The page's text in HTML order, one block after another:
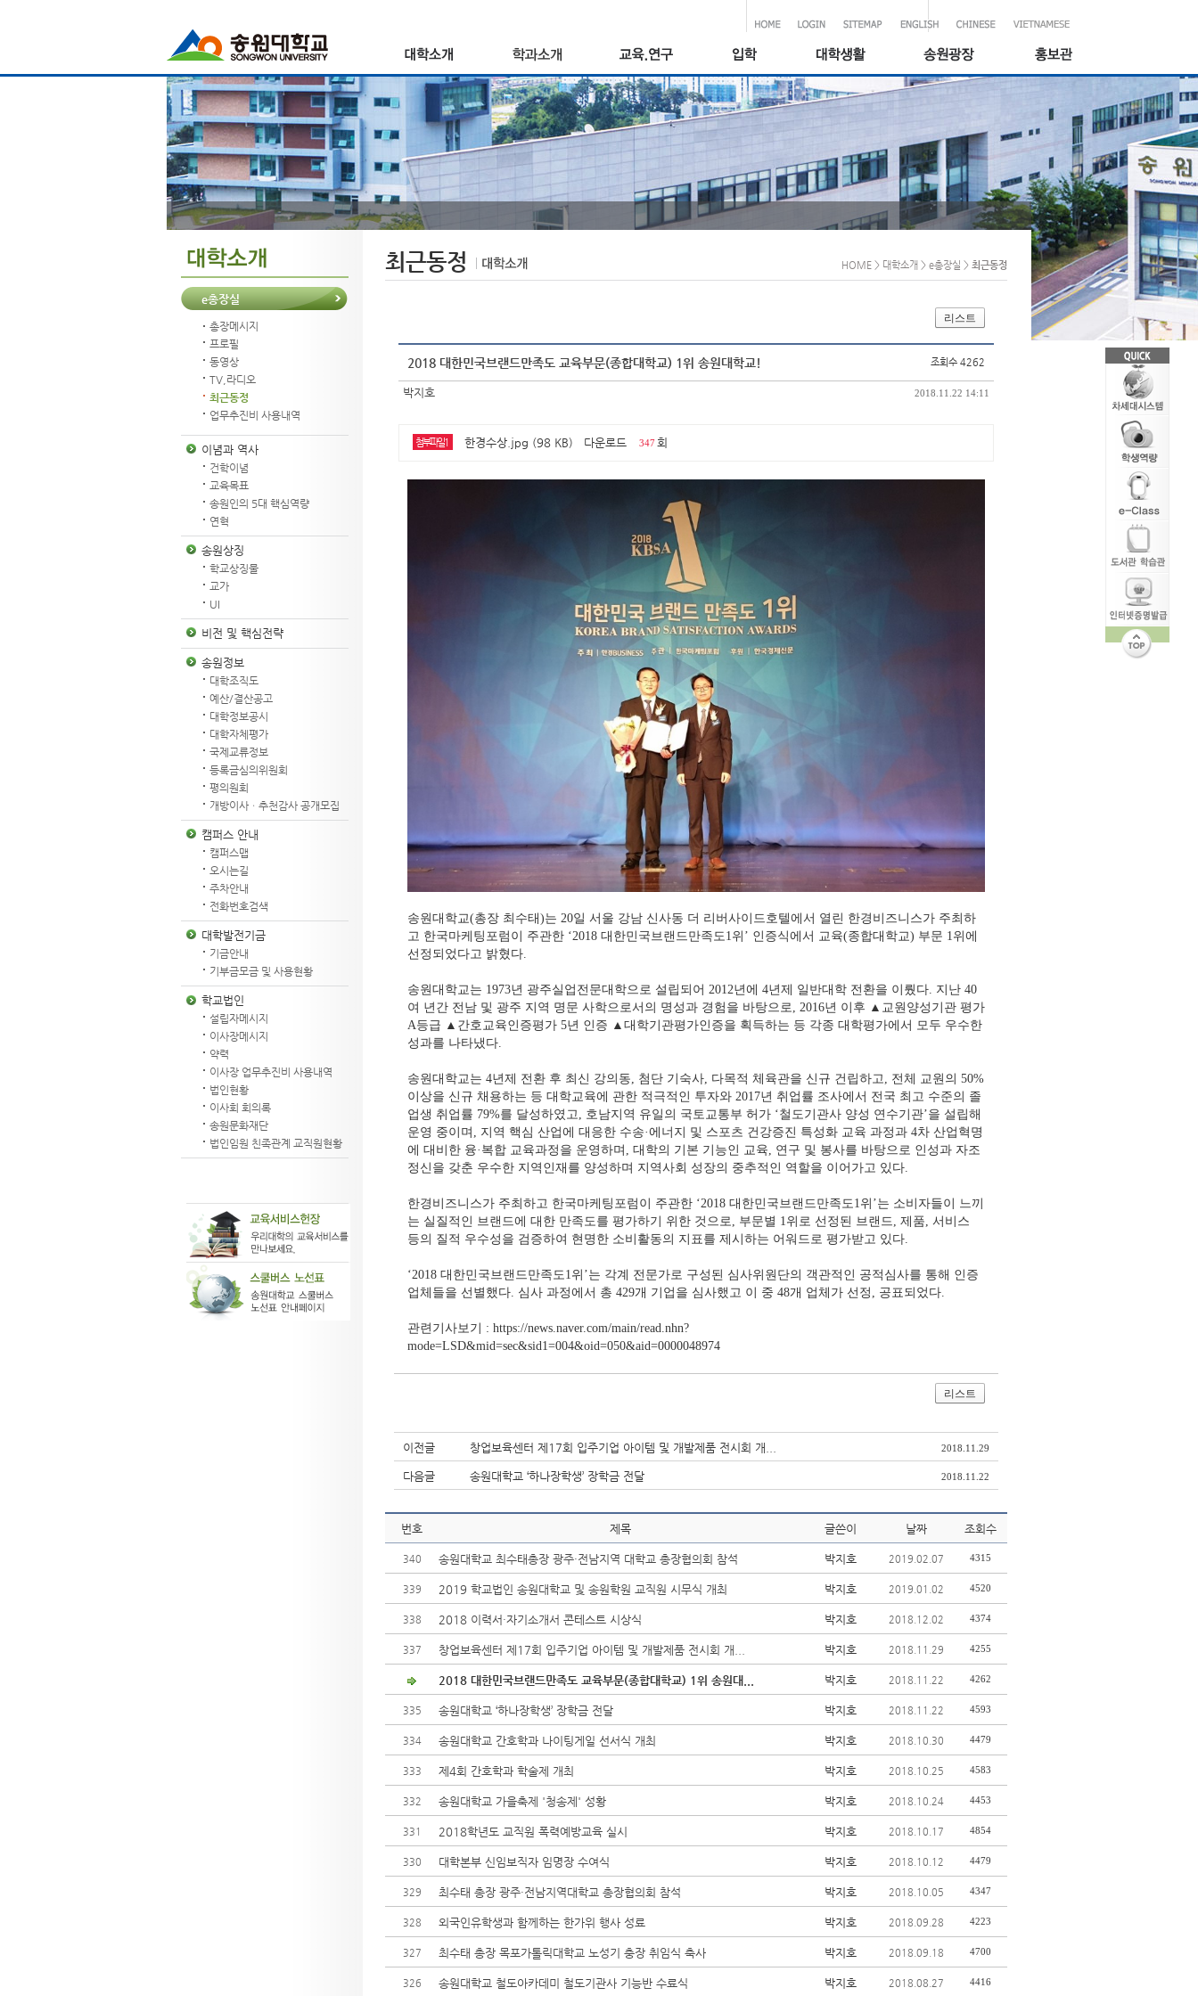
e총장실
총장메시지
프로필
동영상
TV,라디오
최근동정
업무추진비 사용내역
이념과 역사
건학이념
교육목표
송원인의 5대 핵심역량
연혁
송원상징
학교상징물
교가
UI
비전 및 핵심전략
송원정보
대학조직도
예산/결산공고
대학정보공시
대학자체평가
국제교류정보
등록금심의위원회
평의원회
개방이사ㆍ추천감사 공개모집
캠퍼스 안내
캠퍼스맵
오시는길
주차안내
전화번호검색
대학발전기금
기금안내
기부금모금 및 사용현황
학교법인
설립자메시지
이사장메시지
약력
이사장 업무추진비 사용내역
법인현황
이사회 회의록
송원문화재단
법인임원 친족관계 교직원현황
최근동정 HOME > 대학소개 > e총장실 > 최근동정
리스트
2018 대한민국브랜드만족도 교육부문(종합대학교) 1위 송원대학교! 조회수 4262
박지호 2018.11.22 14:11
첨부파일1 한경수상.jpg (98 KB) 다운로드 347 회
송원대학교(총장 최수태)는 20일 서울 강남 신사동 더 리버사이드호텔에서 열린 한경비즈니스가 주최하
고 한국마케팅포럼이 주관한 ‘2018 대한민국브랜드만족도1위’ 인증식에서 교육(종합대학교) 부문 1위에
선정되었다고 밝혔다.
송원대학교는 1973년 광주실업전문대학으로 설립되어 2012년에 4년제 일반대학 전환을 이뤘다. 지난 40
여 년간 전남 및 광주 지역 명문 사학으로서의 명성과 경험을 바탕으로, 2016년 이후 ▲교원양성기관 평가
A등급 ▲간호교육인증평가 5년 인증 ▲대학기관평가인증을 획득하는 등 각종 대학평가에서 모두 우수한
성과를 나타냈다.
송원대학교는 4년제 전환 후 최신 강의동, 첨단 기숙사, 다목적 체육관을 신규 건립하고, 전체 교원의 50%
이상을 신규 채용하는 등 대학교육에 관한 적극적인 투자와 2017년 취업률 조사에서 전국 최고 수준의 졸
업생 취업률 79%를 달성하였고, 호남지역 유일의 국토교통부 허가 ‘철도기관사 양성 연수기관’을 설립해
운영 중이며, 지역 핵심 산업에 대응한 수송·에너지 및 스포츠 건강증진 특성화 교육 과정과 4차 산업혁명
에 대비한 융·복합 교육과정을 운영하며, 대학의 기본 기능인 교육, 연구 및 봉사를 바탕으로 인성과 자조
정신을 갖춘 우수한 지역인재를 양성하며 지역사회 성장의 중추적인 역할을 이어가고 있다.
한경비즈니스가 주최하고 한국마케팅포럼이 주관한 ‘2018 대한민국브랜드만족도1위’는 소비자들이 느끼
는 실질적인 브랜드에 대한 만족도를 평가하기 위한 것으로, 부문별 1위로 선정된 브랜드, 제품, 서비스
등의 질적 우수성을 검증하여 현명한 소비활동의 지표를 제시하는 어워드로 평가받고 있다.
‘2018 대한민국브랜드만족도1위’는 각계 전문가로 구성된 심사위원단의 객관적인 공적심사를 통해 인증
업체들을 선별했다. 심사 과정에서 총 429개 기업을 심사했고 이 중 48개 업체가 선정, 공표되었다.
관련기사보기 : https://news.naver.com/main/read.nhn?
mode=LSD&mid=sec&sid1=004&oid=050&aid=0000048974
리스트
이전글 창업보육센터 제17회 입주기업 아이템 및 개발제품 전시회 개... 2018.11.29
다음글 송원대학교 ‘하나장학생’ 장학금 전달 2018.11.22
번호 제목 글쓴이 날짜 조회수
340 송원대학교 최수태총장 광주·전남지역 대학교 총장협의회 참석 박지호 2019.02.07 4315
339 2019 학교법인 송원대학교 및 송원학원 교직원 시무식 개최 박지호 2019.01.02 4520
338 2018 이력서·자기소개서 콘테스트 시상식 박지호 2018.12.02 4374
337 창업보육센터 제17회 입주기업 아이템 및 개발제품 전시회 개... 박지호 2018.11.29 4255
2018 대한민국브랜드만족도 교육부문(종합대학교) 1위 송원대... 박지호 2018.11.22 4262
335 송원대학교 ‘하나장학생’ 장학금 전달 박지호 2018.11.22 4593
334 송원대학교 간호학과 나이팅게일 선서식 개최 박지호 2018.10.30 4479
333 제4회 간호학과 학술제 개최 박지호 2018.10.25 4583
332 송원대학교 가을축제 '청송제' 성황 박지호 2018.10.24 4453
331 2018학년도 교직원 폭력예방교육 실시 박지호 2018.10.17 4854
330 대학본부 신임보직자 임명장 수여식 박지호 2018.10.12 4479
329 최수태 총장 광주·전남지역대학교 총장협의회 참석 박지호 2018.10.05 4347
328 외국인유학생과 함께하는 한가위 행사 성료 박지호 2018.09.28 4223
327 최수태 총장 목포가톨릭대학교 노성기 충장 취임식 축사 박지호 2018.09.18 4700
326 송원대학교 철도아카데미 철도기관사 기능반 수료식 박지호 2018.08.27 4416